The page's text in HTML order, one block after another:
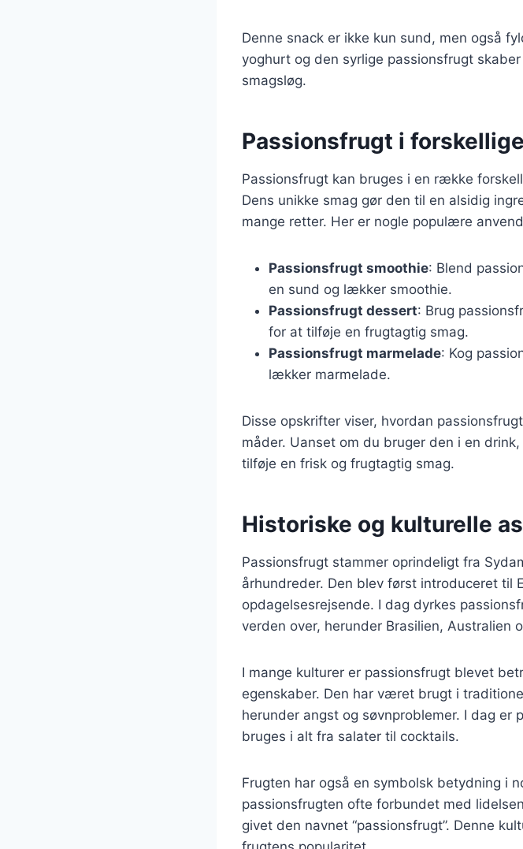
Denne snack er ikke kun sund, men også
yoghurt og den syrlige passionsfrugt
smagsløg.
Passionsfrugt i
Passionsfrugt kan bruges i en række
Dens unikke smag gør den til en alsidig
mange retter. Her er nogle populære
Passionsfrugt smoothie: Blend
en sund og lækker smoothie.
Passionsfrugt dessert: Brug
for at tilføje en frugtagtig smag.
Passionsfrugt marmelade: Kog
lækker marmelade.
Disse opskrifter viser, hvordan
måder. Uanset om du bruger den i en
tilføje en frisk og frugtagtig smag.
Historiske og kulturelle
Passionsfrugt stammer oprindeligt fra
århundreder. Den blev først introduceret til
opdagelsesrejsende. I dag dyrkes
verden over, herunder Brasilien, Australien
I mange kulturer er passionsfrugt blevet
egenskaber. Den har været brugt i
herunder angst og søvnproblemer. I dag
bruges i alt fra salater til cocktails.
Frugten har også en symbolsk betydning i
passionsfrugten ofte forbundet med
givet den navnet “passionsfrugt”. Denne